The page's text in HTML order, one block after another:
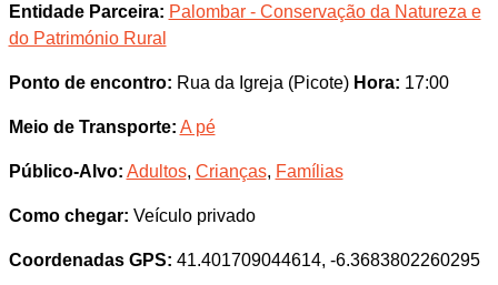
Entidade Parceira: Palombar - Conservação da Natureza e
do Património Rural
Ponto de encontro: Rua da Igreja (Picote) Hora: 17:00
Meio de Transporte: A pé
Público-Alvo: Adultos, Crianças, Famílias
Como chegar: Veículo privado
Coordenadas GPS: 41.401709044614, -6.3683802260295